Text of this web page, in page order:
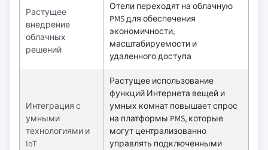
Растущее
внедрение
облачных
решений
Отели переходят на облачную
PMS для обеспечения
экономичности,
масштабируемости и
удаленного доступа
Интеграция с
умными
технологиями и
IoT
Растущее использование
функций Интернета вещей и
умных комнат повышает спрос
на платформы PMS, которые
могут централизованно
управлять подключенными